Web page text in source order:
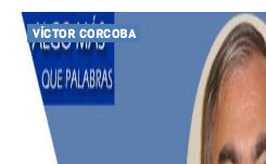
VÍCTOR CORCOBA